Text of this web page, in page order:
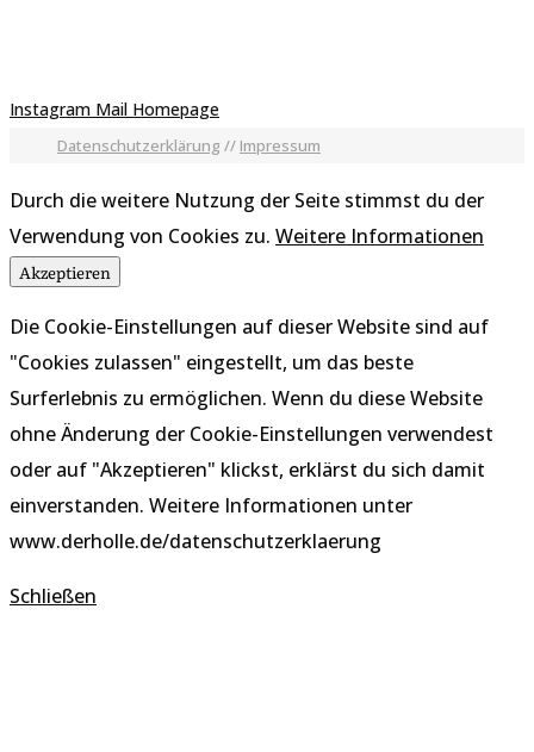
Instagram Mail Homepage
Datenschutzerklärung // Impressum
Durch die weitere Nutzung der Seite stimmst du der
Verwendung von Cookies zu. Weitere Informationen
Akzeptieren
Die Cookie-Einstellungen auf dieser Website sind auf
"Cookies zulassen" eingestellt, um das beste
Surferlebnis zu ermöglichen. Wenn du diese Website
ohne Änderung der Cookie-Einstellungen verwendest
oder auf "Akzeptieren" klickst, erklärst du sich damit
einverstanden. Weitere Informationen unter
www.derholle.de/datenschutzerklaerung
Schließen